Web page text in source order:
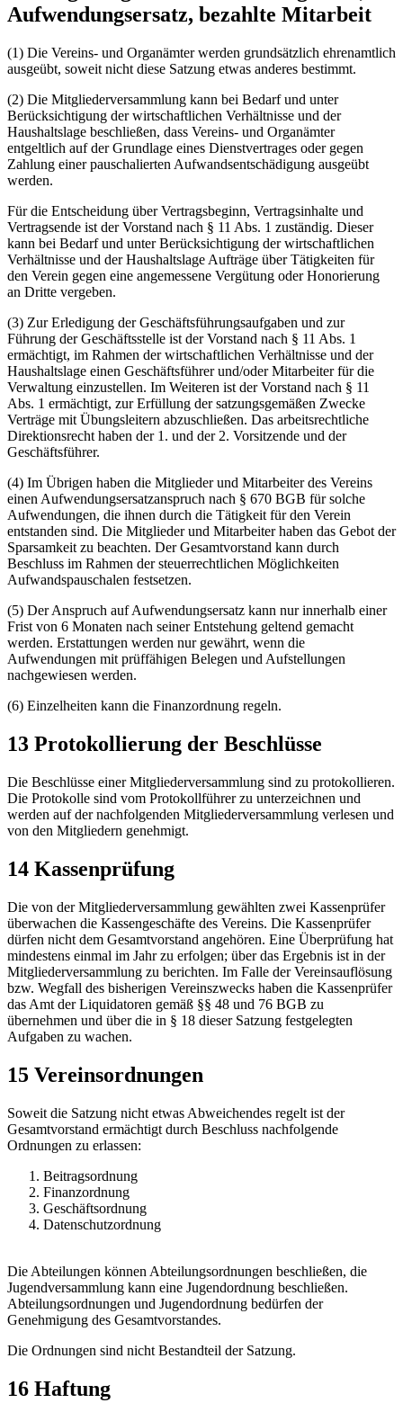
Aufwendungsersatz, bezahlte Mitarbeit
(1) Die Vereins- und Organämter werden grundsätzlich ehrenamtlich
ausgeübt, soweit nicht diese Satzung etwas anderes bestimmt.
(2) Die Mitgliederversammlung kann bei Bedarf und unter
Berücksichtigung der wirtschaftlichen Verhältnisse und der
Haushaltslage beschließen, dass Vereins- und Organämter
entgeltlich auf der Grundlage eines Dienstvertrages oder gegen
Zahlung einer pauschalierten Aufwandsentschädigung ausgeübt
werden.
Für die Entscheidung über Vertragsbeginn, Vertragsinhalte und
Vertragsende ist der Vorstand nach § 11 Abs. 1 zuständig. Dieser
kann bei Bedarf und unter Berücksichtigung der wirtschaftlichen
Verhältnisse und der Haushaltslage Aufträge über Tätigkeiten für
den Verein gegen eine angemessene Vergütung oder Honorierung
an Dritte vergeben.
(3) Zur Erledigung der Geschäftsführungsaufgaben und zur
Führung der Geschäftsstelle ist der Vorstand nach § 11 Abs. 1
ermächtigt, im Rahmen der wirtschaftlichen Verhältnisse und der
Haushaltslage einen Geschäftsführer und/oder Mitarbeiter für die
Verwaltung einzustellen. Im Weiteren ist der Vorstand nach § 11
Abs. 1 ermächtigt, zur Erfüllung der satzungsgemäßen Zwecke
Verträge mit Übungsleitern abzuschließen. Das arbeitsrechtliche
Direktionsrecht haben der 1. und der 2. Vorsitzende und der
Geschäftsführer.
(4) Im Übrigen haben die Mitglieder und Mitarbeiter des Vereins
einen Aufwendungsersatzanspruch nach § 670 BGB für solche
Aufwendungen, die ihnen durch die Tätigkeit für den Verein
entstanden sind. Die Mitglieder und Mitarbeiter haben das Gebot der
Sparsamkeit zu beachten. Der Gesamtvorstand kann durch
Beschluss im Rahmen der steuerrechtlichen Möglichkeiten
Aufwandspauschalen festsetzen.
(5) Der Anspruch auf Aufwendungsersatz kann nur innerhalb einer
Frist von 6 Monaten nach seiner Entstehung geltend gemacht
werden. Erstattungen werden nur gewährt, wenn die
Aufwendungen mit prüffähigen Belegen und Aufstellungen
nachgewiesen werden.
(6) Einzelheiten kann die Finanzordnung regeln.
13 Protokollierung der Beschlüsse
Die Beschlüsse einer Mitgliederversammlung sind zu protokollieren.
Die Protokolle sind vom Protokollführer zu unterzeichnen und
werden auf der nachfolgenden Mitgliederversammlung verlesen und
von den Mitgliedern genehmigt.
14 Kassenprüfung
Die von der Mitgliederversammlung gewählten zwei Kassenprüfer
überwachen die Kassengeschäfte des Vereins. Die Kassenprüfer
dürfen nicht dem Gesamtvorstand angehören. Eine Überprüfung hat
mindestens einmal im Jahr zu erfolgen; über das Ergebnis ist in der
Mitgliederversammlung zu berichten. Im Falle der Vereinsauflösung
bzw. Wegfall des bisherigen Vereinszwecks haben die Kassenprüfer
das Amt der Liquidatoren gemäß §§ 48 und 76 BGB zu
übernehmen und über die in § 18 dieser Satzung festgelegten
Aufgaben zu wachen.
15 Vereinsordnungen
Soweit die Satzung nicht etwas Abweichendes regelt ist der
Gesamtvorstand ermächtigt durch Beschluss nachfolgende
Ordnungen zu erlassen:
Beitragsordnung
Finanzordnung
Geschäftsordnung
Datenschutzordnung
Die Abteilungen können Abteilungsordnungen beschließen, die
Jugendversammlung kann eine Jugendordnung beschließen.
Abteilungsordnungen und Jugendordnung bedürfen der
Genehmigung des Gesamtvorstandes.
Die Ordnungen sind nicht Bestandteil der Satzung.
16 Haftung